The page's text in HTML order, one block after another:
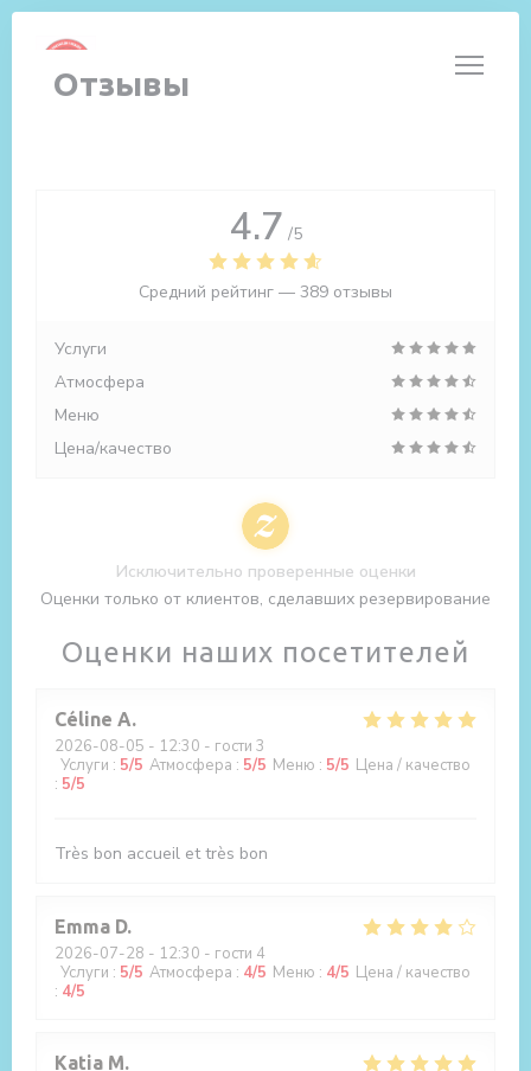
Панель управления cookies
Отзывы
Оценки наших посетителей
Céline A
2026-08-05 - 12:30 - гости 3
Услуги : 5/5 Атмосфера : 5/5 Меню : 5/5 Цена / качество
: 5/5
Très bon accueil et très bon
Emma D
2026-07-28 - 12:30 - гости 4
Услуги : 5/5 Атмосфера : 4/5 Меню : 4/5 Цена / качество
: 4/5
Katia M
4.7 /5
Средний рейтинг — 389 отзывы
Услуги
Атмосфера
Меню
Цена/качество
Исключительно проверенные оценки
Оценки только от клиентов, сделавших резервирование